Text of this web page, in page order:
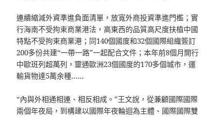
連續縮減外資準進負面清單，放寬外商投資準進門檻；實
行海南不受拘束商業港法，高東西的品質高尺度扶植中國
特點不受拘束商業港；同140個國度和32個國際組織簽訂
200多份共建“一帶一路”一起配合文件；本年前8個月開行
中歐班列超萬列，靈通歐洲23個國度的170多個城市，運
輸貨物達5萬余種……
“內與外相通相連、相反相成。”王文說，從兼顧國際國際
兩個年夜局，到構建以國際年夜輪迴為主體、國際國際雙